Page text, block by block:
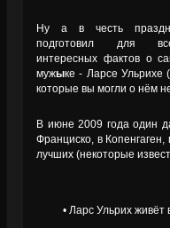
Ну а в честь
подготовил для
интересных фактов о
мужыке - Ларсе Ульрихе
которые вы могли о нём
В июне 2009 года один
Франциско, в
лучших (некоторые
• Ларс Ульрих